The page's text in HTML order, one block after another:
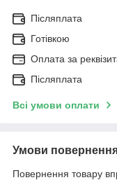
Післяплата
Готівкою
Оплата за
Післяплата
Всі умови оплати
Умови
Повернення товару